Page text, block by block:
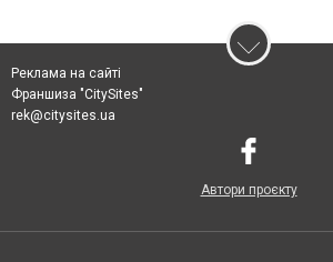
Реклама на сайті
Франшиза "CitySites"
rek@citysites.ua
Автори проєкту